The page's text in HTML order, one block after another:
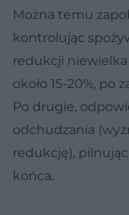
Można temu
kontrolując
redukcji niewielka
około 15-20%, po
Po drugie,
odchudzania
redukcję),
końca.